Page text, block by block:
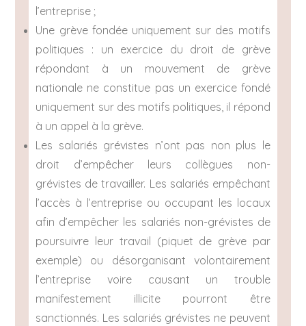
l’entreprise ;
Une grève fondée uniquement sur des motifs
politiques : un exercice du droit de grève
répondant à un mouvement de grève
nationale ne constitue pas un exercice fondé
uniquement sur des motifs politiques, il répond
à un appel à la grève.
Les salariés grévistes n’ont pas non plus le
droit d’empêcher leurs collègues non-
grévistes de travailler. Les salariés empêchant
l’accès à l’entreprise ou occupant les locaux
afin d’empêcher les salariés non-grévistes de
poursuivre leur travail (piquet de grève par
exemple) ou désorganisant volontairement
l’entreprise voire causant un trouble
manifestement illicite pourront être
sanctionnés. Les salariés grévistes ne peuvent